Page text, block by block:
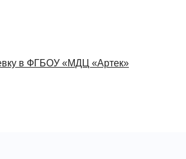
в ФГБОУ «МДЦ «Артек»